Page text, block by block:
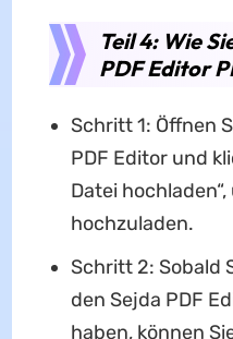
Teil 4: Wie
PDF Editor
Schritt 1: Öffnen
PDF Editor und
Datei
hochzuladen.
Schritt 2: Sobald
den Sejda PDF
haben, können